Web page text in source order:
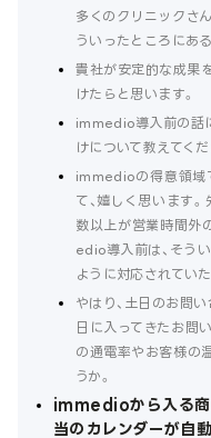
多くのクリニックさ
ういったところにあ
貴社が安定的な成果
けたらと思います。
immedio導入前の話
けについて教えてくだ
immedioの得意領域
て、嬉しく思います
数以上が営業時間外
edio導入前は、そう
ように対応されていた
やはり、土日のお問
日に入ってきたお問
の通電率やお客様の
うか。
immedioから入る商
当のカレンダーが自